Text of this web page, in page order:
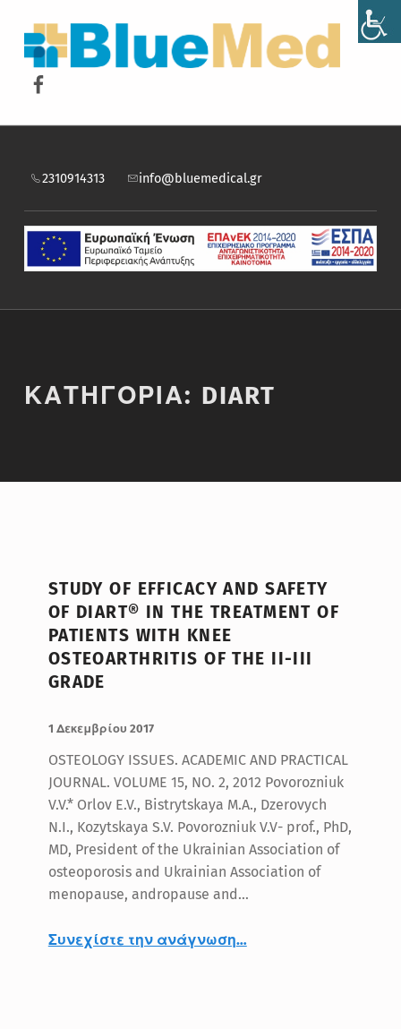
BLUEMED
Facebook
2310914313 info@bluemedical.gr
ΚΑΤΗΓΟΡΙΑ: DIART
STUDY OF EFFICACY AND SAFETY
OF DIART® IN THE TREATMENT OF
PATIENTS WITH KNEE
OSTEOARTHRITIS OF THE II-III
GRADE
1 Δεκεμβρίου 2017
OSTEOLOGY ISSUES. ACADEMIC AND PRACTICAL
JOURNAL. VOLUME 15, NO. 2, 2012 Povorozniuk
V.V.* Orlov E.V., Bistrytskaya M.A., Dzerovych
N.I., Kozytskaya S.V. Povorozniuk V.V- prof., PhD,
MD, President of the Ukrainian Association of
osteoporosis and Ukrainian Association of
menopause, andropause and…
Συνεχίστε την ανάγνωση“STUDY OF EFFICACY AND SAFETY OF DIART® IN THE TREATMENT OF PATIENTS WITH KNEE OSTEOARTHRITIS OF THE II-III GRADE”
…